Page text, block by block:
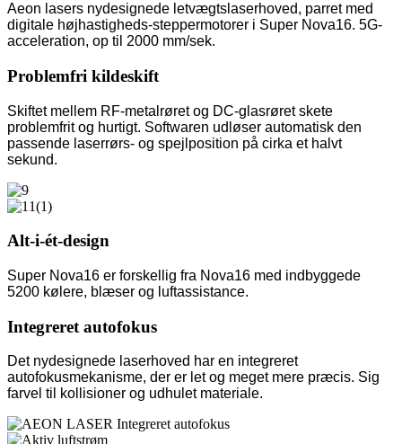
Aeon lasers nydesignede letvægtslaserhoved, parret med
digitale højhastigheds-steppermotorer i Super Nova16. 5G-
acceleration, op til 2000 mm/sek.
Problemfri kildeskift
Skiftet mellem RF-metalrøret og DC-glasrøret skete
problemfrit og hurtigt. Softwaren udløser automatisk den
passende laserrørs- og spejlposition på cirka et halvt
sekund.
Alt-i-ét-design
Super Nova16 er forskellig fra Nova16 med indbyggede
5200 kølere, blæser og luftassistance.
Integreret autofokus
Det nydesignede laserhoved har en integreret
autofokusmekanisme, der er let og meget mere præcis. Sig
farvel til kollisioner og udhulet materiale.